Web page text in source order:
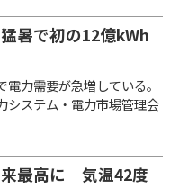
暑で初の12億kWh
力需要が急増している。
システム・電力市場管理会
来最高に 気温42度